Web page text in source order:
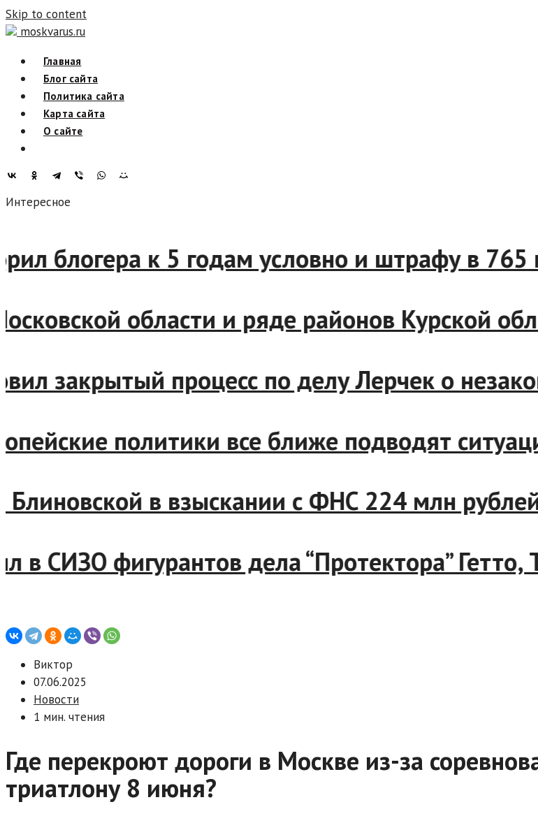
Skip to content
moskvarus.ru
Главная
Блог сайта
Политика сайта
Карта сайта
О сайте
Интересное
блогера к 5 годам условно и штрафу в
Московской области и ряде районов Курской
закрытый процесс по делу Лерчек о
политики все ближе подводят
Блиновской в взыскании с ФНС 224 млн
в СИЗО фигурантов дела “Протектора”
Виктор
07.06.2025
Новости
1 мин. чтения
Где перекроют дороги в Москве из-за
триатлону 8 июня?